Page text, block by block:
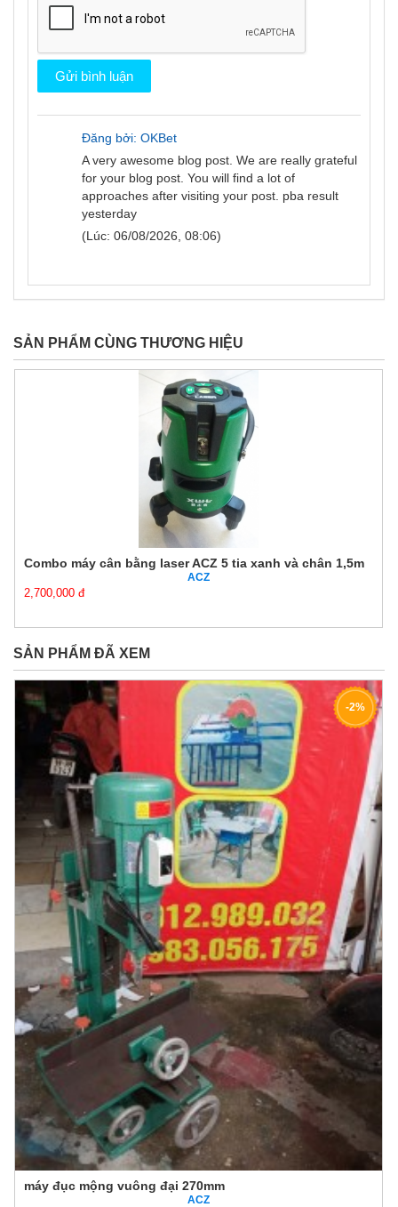
Đăng bởi: OKBet
A very awesome blog post. We are really grateful
for your blog post. You will find a lot of
approaches after visiting your post. pba result
yesterday
(Lúc: 06/08/2026, 08:06)
SẢN PHẨM CÙNG THƯƠNG HIỆU
Combo máy cân bằng laser ACZ 5 tia xanh và chân 1,5m
ACZ
2,700,000 đ
SẢN PHẨM ĐÃ XEM
-2%
máy đục mộng vuông đại 270mm
ACZ